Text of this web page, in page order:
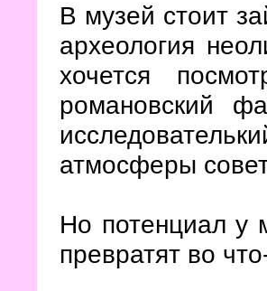
В музей стоит
археология
хочется
романовский
атмосферы
Но потенциал у
превратят во